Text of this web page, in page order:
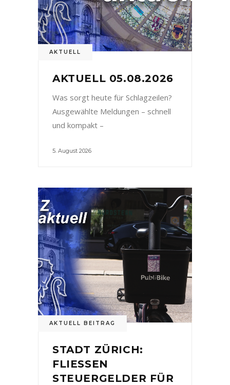
AKTUELL
AKTUELL 05.08.2026
Was sorgt heute für Schlagzeilen?
Ausgewählte Meldungen – schnell
und kompakt –
5. August 2026
AKTUELL BEITRAG
STADT ZÜRICH:
FLIESSEN
STEUERGELDER FÜR